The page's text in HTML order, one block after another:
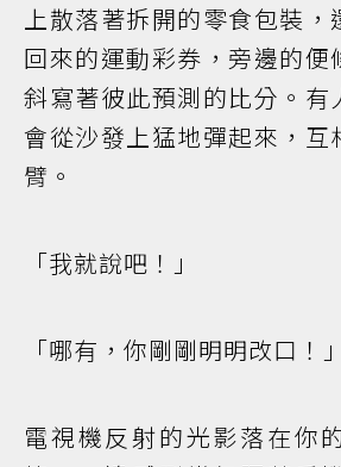
上散落著拆開的零食包裝，
回來的運動彩券，旁邊的便
斜寫著彼此預測的比分。有
會從沙發上猛地彈起來，互
臂。
「我就說吧！」
「哪有，你剛剛明明改口！」
電視機反射的光影落在你